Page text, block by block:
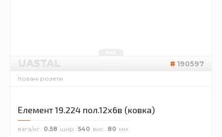
UASTAL 190597
Ковані розети
Елемент 19.224 пол.12х6в (ковка)
вага/кг. 0.58 шир. 540 вис. 80